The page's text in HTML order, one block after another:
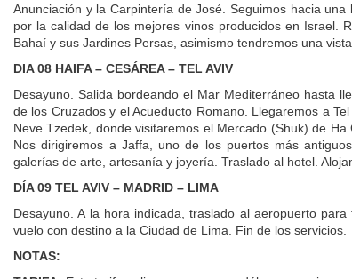
Anunciación y la Carpintería de José. Seguimos hacia
por la calidad de los mejores vinos producidos en Israel.
Bahaí y sus Jardines Persas, asimismo tendremos una
DIA 08 HAIFA – CESÁREA – TEL AVIV
Desayuno. Salida bordeando el Mar Mediterráneo hasta
de los Cruzados y el Acueducto Romano. Llegaremos a
Neve Tzedek, donde visitaremos el Mercado (Shuk) de
Nos dirigiremos a Jaffa, uno de los puertos más
galerías de arte, artesanía y joyería. Traslado al hotel.
DÍA 09 TEL AVIV – MADRID – LIMA
Desayuno. A la hora indicada, traslado al aeropuerto
vuelo con destino a la Ciudad de Lima. Fin de los servicios.
NOTAS: